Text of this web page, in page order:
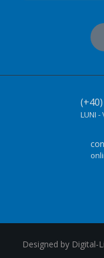
LUNI -
Designed by Digital-